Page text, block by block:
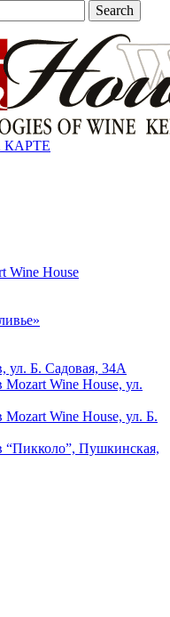
Search
Wine House
ул. Б. Садовая, 34А
Mozart Wine House, ул.
Mozart Wine House, ул. Б.
“Пикколо”, Пушкинская,